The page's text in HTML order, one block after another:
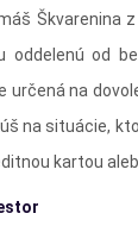
Škvarenina z
oddelenú od
určená na
na situácie,
kartou